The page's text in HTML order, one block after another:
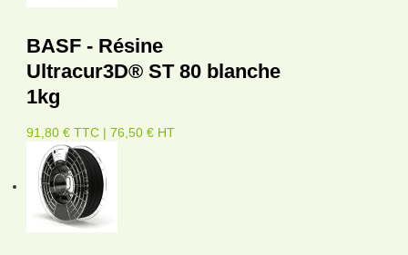
BASF - Résine
Ultracur3D® ST 80 blanche
1kg
91,80 € TTC | 76,50 € HT